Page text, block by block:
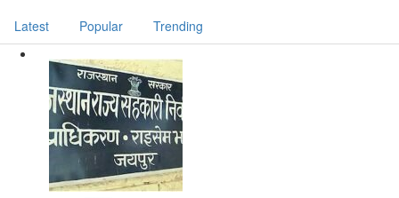
Latest Popular Trending